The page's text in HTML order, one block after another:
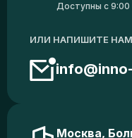
Доступны с 9:00
ИЛИ НАПИШИТЕ
Москва,